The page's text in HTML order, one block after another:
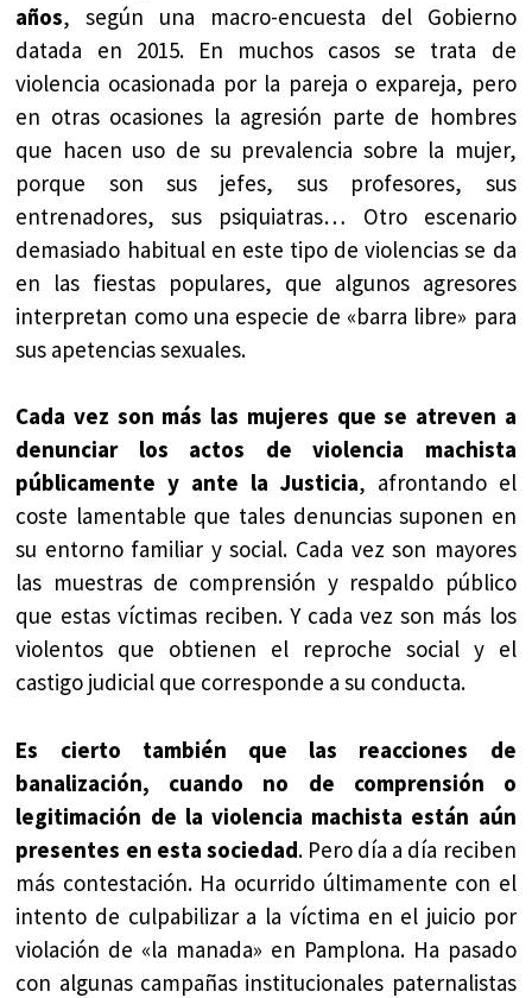
años, según una macro-encuesta del Gobierno
datada en 2015. En muchos casos se trata de
violencia ocasionada por la pareja o expareja, pero
en otras ocasiones la agresión parte de hombres
que hacen uso de su prevalencia sobre la mujer,
porque son sus jefes, sus profesores, sus
entrenadores, sus psiquiatras… Otro escenario
demasiado habitual en este tipo de violencias se da
en las fiestas populares, que algunos agresores
interpretan como una especie de «barra libre» para
sus apetencias sexuales.
Cada vez son más las mujeres que se atreven a
denunciar los actos de violencia machista
públicamente y ante la Justicia, afrontando el
coste lamentable que tales denuncias suponen en
su entorno familiar y social. Cada vez son mayores
las muestras de comprensión y respaldo público
que estas víctimas reciben. Y cada vez son más los
violentos que obtienen el reproche social y el
castigo judicial que corresponde a su conducta.
Es cierto también que las reacciones de
banalización, cuando no de comprensión o
legitimación de la violencia machista están aún
presentes en esta sociedad. Pero día a día reciben
más contestación. Ha ocurrido últimamente con el
intento de culpabilizar a la víctima en el juicio por
violación de «la manada» en Pamplona. Ha pasado
con algunas campañas institucionales paternalistas